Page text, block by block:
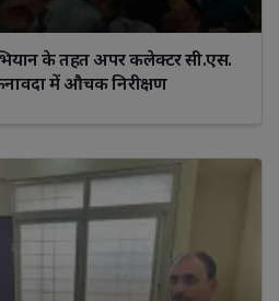
के तहत अपर कलेक्टर सी.एस.
में औचक निरीक्षण